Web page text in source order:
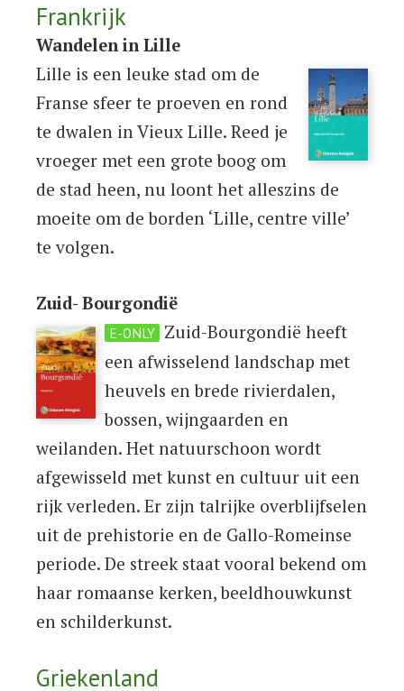
Frankrijk
Wandelen in Lille
Lille is een leuke stad om de
Franse sfeer te proeven en rond
te dwalen in Vieux Lille. Reed je
vroeger met een grote boog om
de stad heen, nu loont het alleszins de
moeite om de borden ‘Lille, centre ville’
te volgen.
Zuid- Bourgondië
E-ONLY Zuid-Bourgondië heeft
een afwisselend landschap met
heuvels en brede rivierdalen,
bossen, wijngaarden en
weilanden. Het natuurschoon wordt
afgewisseld met kunst en cultuur uit een
rijk verleden. Er zijn talrijke overblijfselen
uit de prehistorie en de Gallo-Romeinse
periode. De streek staat vooral bekend om
haar romaanse kerken, beeldhouwkunst
en schilderkunst.
Griekenland